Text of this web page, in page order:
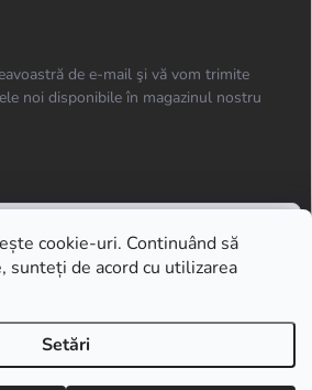
cookie-uri. Continuând să
sunteți de acord cu utilizarea
Setări
de e-mail şi vă vom trimite
noi disponibile în magazinul nostru